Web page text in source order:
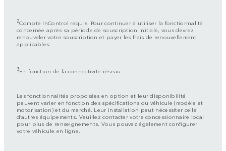
2Compte InControl requis. Pour continuer à utiliser la fonctionnalité
concernée après sa période de souscription initiale, vous devrez
renouveler votre souscription et payer les frais de renouvellement
applicables.
3En fonction de la connectivité réseau
Les fonctionnalités proposées en option et leur disponibilité
peuvent varier en fonction des spécifications du véhicule (modèle et
motorisation) et du marché. Leur installation peut nécessiter celle
d’autres équipements. Veuillez contacter votre concessionnaire local
pour plus de renseignements. Vous pouvez également configurer
votre véhicule en ligne.